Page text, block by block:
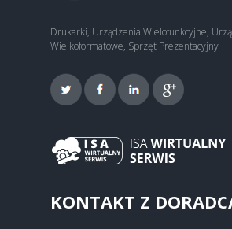
Drukarki, Urządzenia Wielofunkcyjne,
Wielkoformatowe, Sprzęt Prezentacyjny
KONTAKT Z